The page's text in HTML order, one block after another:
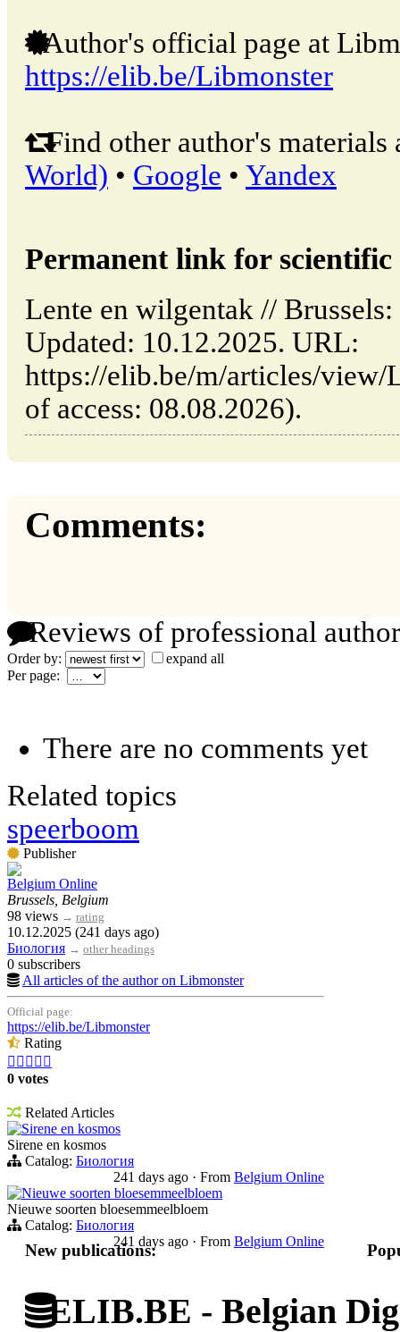
Author's official page at
https://elib.be/Libmonster
Find other author's materials
World) • Google • Yandex
Permanent link for
Lente en wilgentak //
Updated: 10.12.2025. URL:
https://elib.be/m/articles/view/
of access: 08.08.2026).
Comments:
Reviews of professional
Order by:
expand all
Per page:
There are no comments yet
Related topics
speerboom
Publisher
Belgium Online
Brussels, Belgium
98 views → rating
10.12.2025 (241 days ago)
Биология → other headings
0 subscribers
All articles of the author on Libmonster
Official page:
https://elib.be/Libmonster
Rating
    
0 votes
Related Articles
Sirene en kosmos
Sirene en kosmos
Catalog: Биология
241 days ago · From Belgium Online
Nieuwe soorten bloesemmeelbloem
Nieuwe soorten bloesemmeelbloem
Catalog: Биология
241 days ago · From Belgium Online
New publications:
ELIB.BE - Belgian